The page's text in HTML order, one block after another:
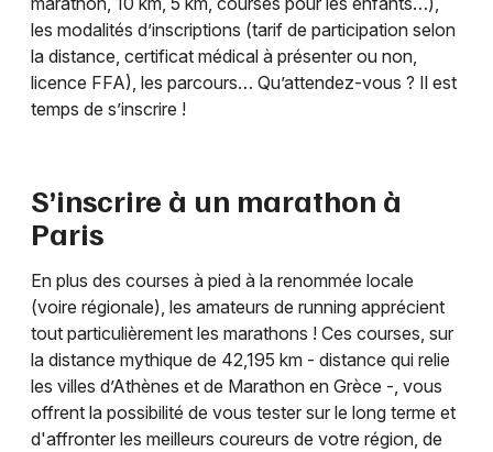
les modalités d’inscriptions (tarif de participation selon
la distance, certificat médical à présenter ou non,
licence FFA), les parcours… Qu’attendez-vous ? Il est
temps de s’inscrire !
S’inscrire à un marathon à
Paris
En plus des courses à pied à la renommée locale
(voire régionale), les amateurs de running apprécient
tout particulièrement les marathons ! Ces courses, sur
la distance mythique de 42,195 km - distance qui relie
les villes d’Athènes et de Marathon en Grèce -, vous
offrent la possibilité de vous tester sur le long terme et
d'affronter les meilleurs coureurs de votre région, de